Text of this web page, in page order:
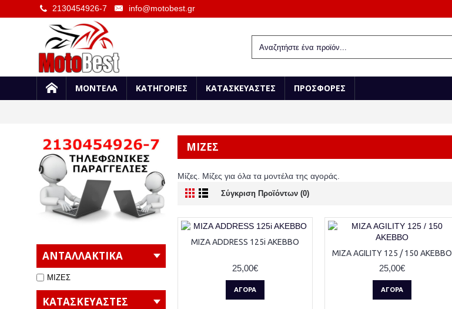
2130454926-7 info@motobest.gr
ΜΟΝΤΕΛΑ ΚΑΤΗΓΟΡΙΕΣ ΚΑΤΑΣΚΕΥΑΣΤΕΣ ΠΡΟΣΦΟΡΕΣ
ΑΝΤΑΛΛΑΚΤΙΚΑ
ΜΙΖΕΣ
ΚΑΤΑΣΚΕΥΑΣΤΕΣ
ΜΙΖΕΣ
Μίζες. Μίζες για όλα τα μοντέλα της αγοράς.
Σύγκριση Προϊόντων (0)
ΜΙΖΑ ADDRESS 125i AKEBBO
25,00€
ΑΓΟΡΆ
ΜΙΖΑ AGILITY 125 / 150 AKEBBO
25,00€
ΑΓΟΡΆ